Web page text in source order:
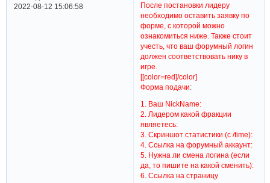
2022-08-12 15:06:58
После постановки лидеру
необходимо оставить заявку по
форме, с которой можно
ознакомиться ниже. Также стоит
учесть, что ваш форумный логин
должен соответствовать нику в
игре.
[[color=red]/color]
Форма подачи:
1. Ваш NickName:
2. Лидером какой фракции
являетесь:
3. Скриншот статистики (с /time):
4. Ссылка на форумный аккаунт:
5. Нужна ли смена логина (если
да, то пишите на какой сменить):
6. Ссылка на страницу